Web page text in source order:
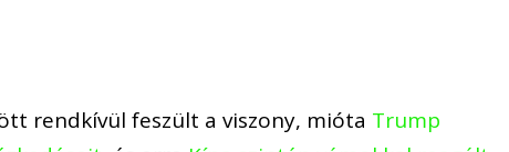
rendkívül feszült a viszony, mióta Trump